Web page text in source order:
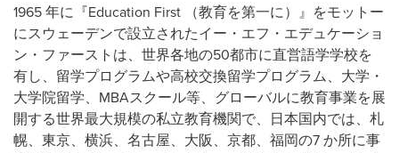
1965 年に『Education First （教育を第一に）』をモットー
にスウェーデンで設立されたイー・エフ・エデュケーショ
ン・ファーストは、世界各地の50都市に直営語学学校を
有し、留学プログラムや高校交換留学プログラム、大学・
大学院留学、MBAスクール等、グローバルに教育事業を展
開する世界最大規模の私立教育機関で、日本国内では、札
幌、東京、横浜、名古屋、大阪、京都、福岡の7 か所に事